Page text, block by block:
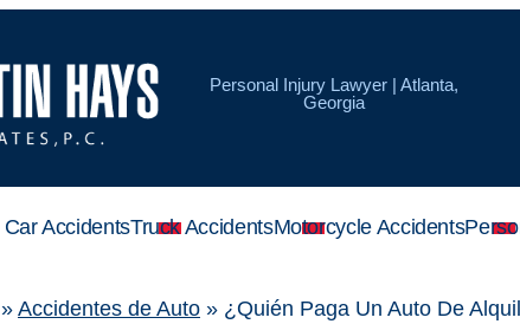
Personal Injury Lawyer | Atlanta,
Georgia
Car AccidentsTruck AccidentsMotorcycle Accidents
» Accidentes de Auto » ¿Quién Paga Un Auto De